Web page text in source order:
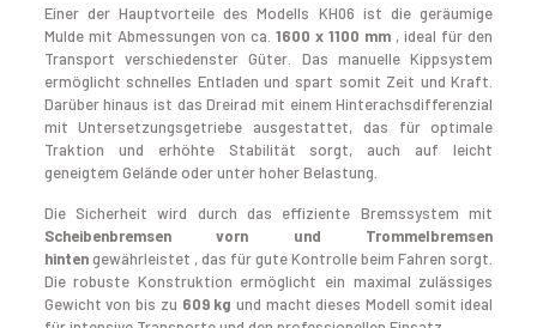
Einer der Hauptvorteile des Modells KH06 ist die geräumige
Mulde mit Abmessungen von ca. 1600 x 1100 mm , ideal für den
Transport verschiedenster Güter. Das manuelle Kippsystem
ermöglicht schnelles Entladen und spart somit Zeit und Kraft.
Darüber hinaus ist das Dreirad mit einem Hinterachsdifferenzial
mit Untersetzungsgetriebe ausgestattet, das für optimale
Traktion und erhöhte Stabilität sorgt, auch auf leicht
geneigtem Gelände oder unter hoher Belastung.
Die Sicherheit wird durch das effiziente Bremssystem mit
Scheibenbremsen vorn und Trommelbremsen
hintengewährleistet , das für gute Kontrolle beim Fahren sorgt.
Die robuste Konstruktion ermöglicht ein maximal zulässiges
Gewicht von bis zu 609 kg und macht dieses Modell somit ideal